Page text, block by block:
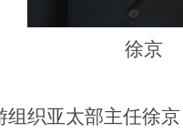
徐京
织亚太部主任徐京